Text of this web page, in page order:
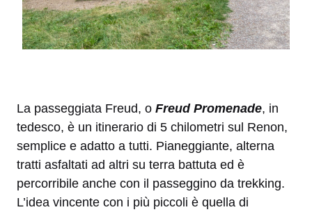
La passeggiata Freud, o Freud Promenade, in
tedesco, è un itinerario di 5 chilometri sul Renon,
semplice e adatto a tutti. Pianeggiante, alterna
tratti asfaltati ad altri su terra battuta ed è
percorribile anche con il passeggino da trekking.
L’idea vincente con i più piccoli è quella di